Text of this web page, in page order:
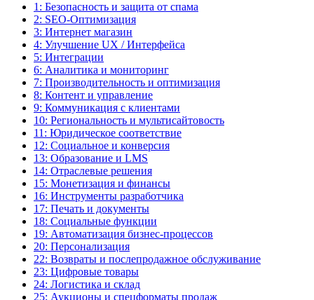
1: Безопасность и защита от спама
2: SEO-Оптимизация
3: Интернет магазин
4: Улучшение UX / Интерфейса
5: Интеграции
6: Аналитика и мониторинг
7: Производительность и оптимизация
8: Контент и управление
9: Коммуникация с клиентами
10: Региональность и мультисайтовость
11: Юридическое соответствие
12: Социальное и конверсия
13: Образование и LMS
14: Отраслевые решения
15: Монетизация и финансы
16: Инструменты разработчика
17: Печать и документы
18: Социальные функции
19: Автоматизация бизнес-процессов
20: Персонализация
22: Возвраты и послепродажное обслуживание
23: Цифровые товары
24: Логистика и склад
25: Аукционы и спецформаты продаж